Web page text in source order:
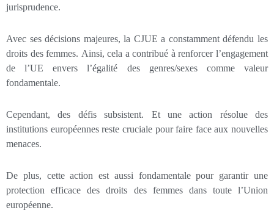
jurisprudence.
Avec ses décisions majeures, la CJUE a constamment défendu les
droits des femmes. Ainsi, cela a contribué à renforcer l’engagement
de l’UE envers l’égalité des genres/sexes comme valeur
fondamentale.
Cependant, des défis subsistent. Et une action résolue des
institutions européennes reste cruciale pour faire face aux nouvelles
menaces.
De plus, cette action est aussi fondamentale pour garantir une
protection efficace des droits des femmes dans toute l’Union
européenne.